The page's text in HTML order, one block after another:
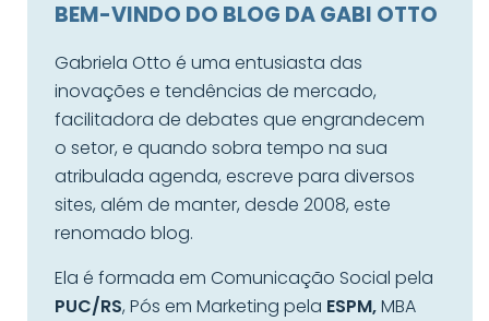
BEM-VINDO DO BLOG DA GABI OTTO
Gabriela Otto é uma entusiasta das
inovações e tendências de mercado,
facilitadora de debates que engrandecem
o setor, e quando sobra tempo na sua
atribulada agenda, escreve para diversos
sites, além de manter, desde 2008, este
renomado blog.
Ela é formada em Comunicação Social pela
PUC/RS, Pós em Marketing pela ESPM,MBA